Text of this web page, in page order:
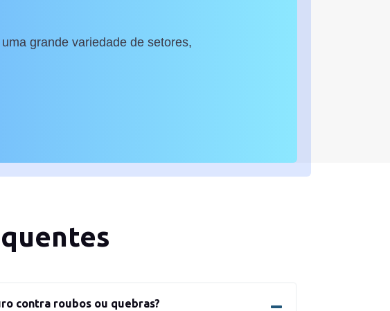
grande variedade de setores,
contra roubos ou quebras?